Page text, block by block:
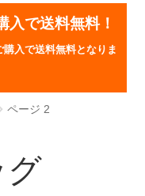
入で送料無料！
入で送料無料となりま
ページ 2
グ